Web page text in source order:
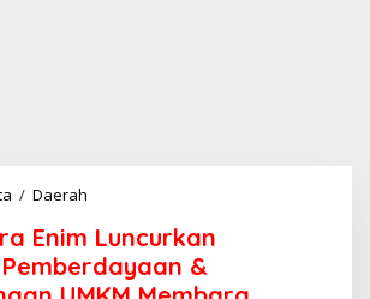
/ Daerah
p
a
Enim Luncurkan
&